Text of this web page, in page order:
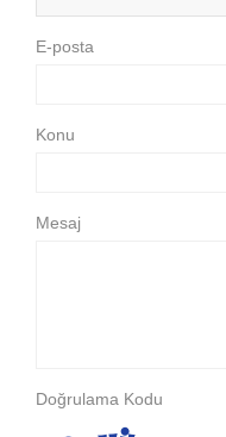
E-posta
Konu
Mesaj
Doğrulama Kodu